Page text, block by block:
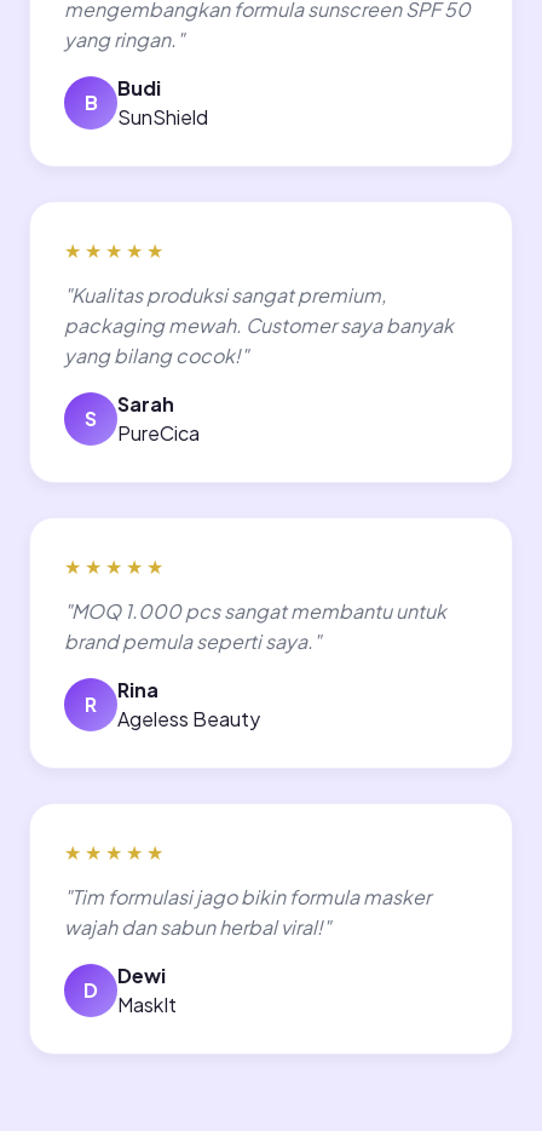
mengembangkan formula sunscreen SPF 50
yang ringan."
B
Budi
SunShield
★★★★★
"Kualitas produksi sangat premium,
packaging mewah. Customer saya banyak
yang bilang cocok!"
S
Sarah
PureCica
★★★★★
"MOQ 1.000 pcs sangat membantu untuk
brand pemula seperti saya."
R
Rina
Ageless Beauty
★★★★★
"Tim formulasi jago bikin formula masker
wajah dan sabun herbal viral!"
D
Dewi
MaskIt